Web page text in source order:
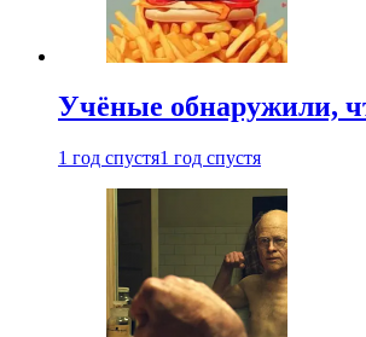
Учёные обнаружили,
1 год спустя1 год спустя